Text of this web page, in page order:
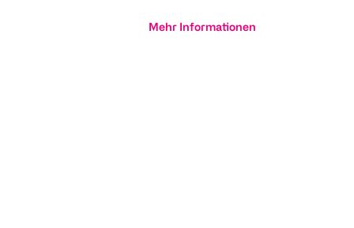
Mehr Informationen